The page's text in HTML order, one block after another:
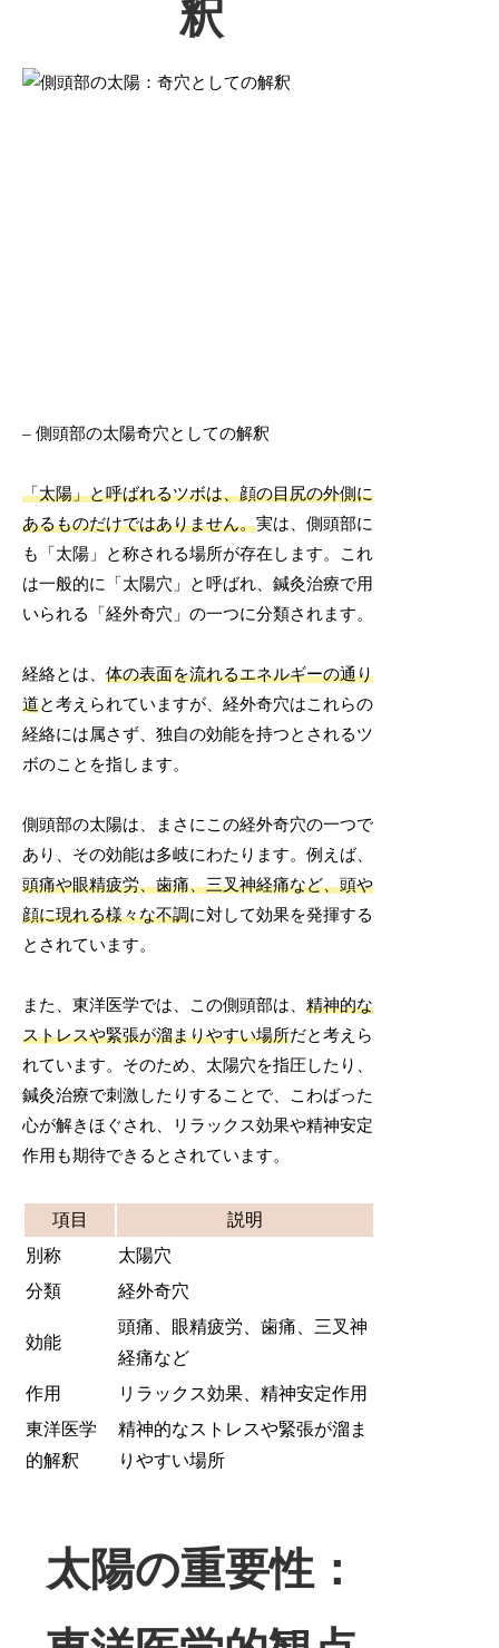
釈
– 側頭部の太陽奇穴としての解釈
「太陽」と呼ばれるツボは、顔の目尻の外側に
あるものだけではありません。実は、側頭部に
も「太陽」と称される場所が存在します。これ
は一般的に「太陽穴」と呼ばれ、鍼灸治療で用
いられる「経外奇穴」の一つに分類されます。
経絡とは、体の表面を流れるエネルギーの通り
道と考えられていますが、経外奇穴はこれらの
経絡には属さず、独自の効能を持つとされるツ
ボのことを指します。
側頭部の太陽は、まさにこの経外奇穴の一つで
あり、その効能は多岐にわたります。例えば、
頭痛や眼精疲労、歯痛、三叉神経痛など、頭や
顔に現れる様々な不調に対して効果を発揮する
とされています。
また、東洋医学では、この側頭部は、精神的な
ストレスや緊張が溜まりやすい場所だと考えら
れています。そのため、太陽穴を指圧したり、
鍼灸治療で刺激したりすることで、こわばった
心が解きほぐされ、リラックス効果や精神安定
作用も期待できるとされています。
項目
説明
別称
太陽穴
分類
経外奇穴
効能
頭痛、眼精疲労、歯痛、三叉神
経痛など
作用
リラックス効果、精神安定作用
東洋医学
的解釈
精神的なストレスや緊張が溜ま
りやすい場所
太陽の重要性：